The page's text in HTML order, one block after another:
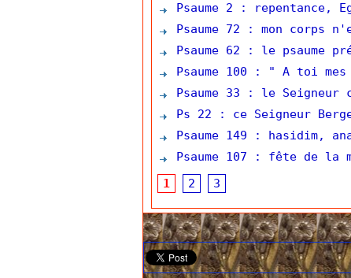
Psaume 2 : repentance,
Psaume 72 : mon
Psaume 62 : le psaume
Psaume 100 : " A toi
Psaume 33 : le
Ps 22 : ce Seigneur
Psaume 149 : hasidim,
Psaume 107 : fête de
1
2 3